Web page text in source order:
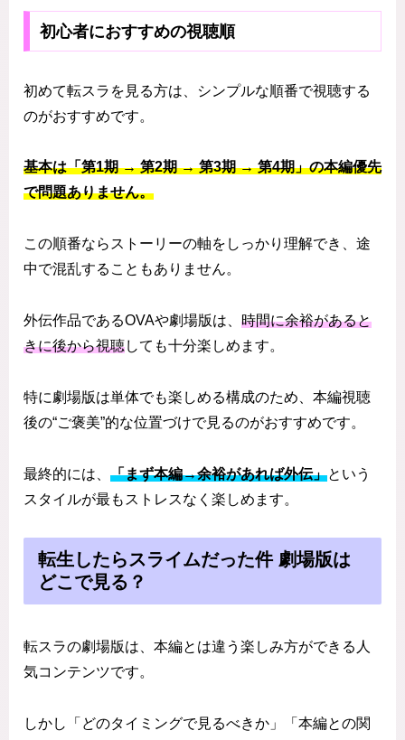
初心者におすすめの視聴順
初めて転スラを見る方は、シンプルな順番で視聴する
のがおすすめです。
基本は「第1期 → 第2期 → 第3期 → 第4期」の本編優先
で問題ありません。
この順番ならストーリーの軸をしっかり理解でき、途
中で混乱することもありません。
外伝作品であるOVAや劇場版は、 時間に余裕があると
きに後から視聴しても十分楽しめます。
特に劇場版は単体でも楽しめる構成のため、本編視聴
後の“ご褒美”的な位置づけで見るのがおすすめです。
最終的には、 「まず本編→余裕があれば外伝」という
スタイルが最もストレスなく楽しめます。
転生したらスライムだった件 劇場版は
どこで見る？
転スラの劇場版は、本編とは違う楽しみ方ができる人
気コンテンツです。
しかし「どのタイミングで見るべきか」「本編との関